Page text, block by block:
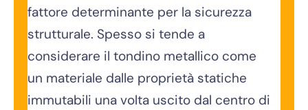
fattore determinante per la sicurezza
strutturale. Spesso si tende a
considerare il tondino metallico come
un materiale dalle proprietà statiche
immutabili una volta uscito dal centro di